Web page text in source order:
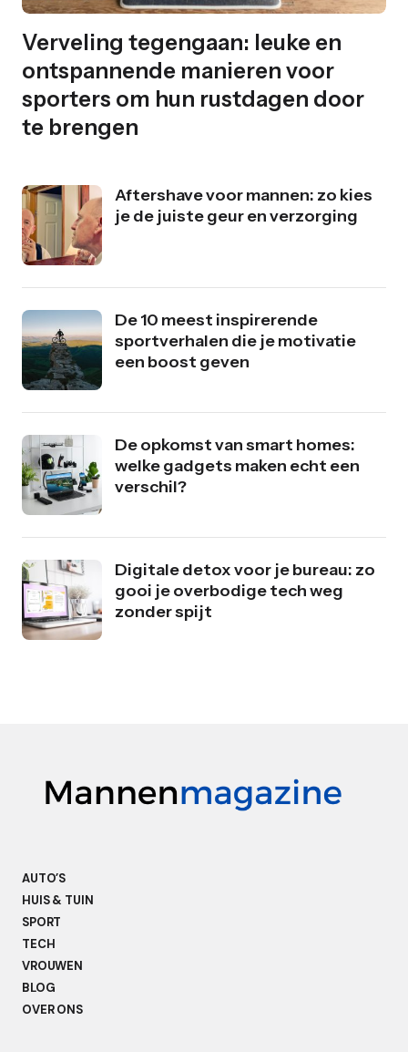
Verveling tegengaan: leuke en
ontspannende manieren voor
sporters om hun rustdagen door
te brengen
Aftershave voor mannen: zo kies
je de juiste geur en verzorging
De 10 meest inspirerende
sportverhalen die je motivatie
een boost geven
De opkomst van smart homes:
welke gadgets maken echt een
verschil?
Digitale detox voor je bureau: zo
gooi je overbodige tech weg
zonder spijt
AUTO’S
HUIS & TUIN
SPORT
TECH
VROUWEN
BLOG
OVER ONS